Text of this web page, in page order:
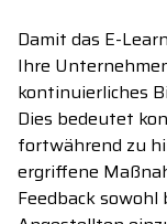
Damit das E-
Ihre
kontinuierliches
Dies bedeutet
fortwährend zu
ergriffene
Feedback sowohl